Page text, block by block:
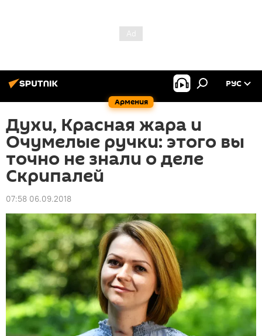
Армения
РУС
Духи, Красная жара и
Очумелые ручки: этого вы
точно не знали о деле
Скрипалей
07:58 06.09.2018